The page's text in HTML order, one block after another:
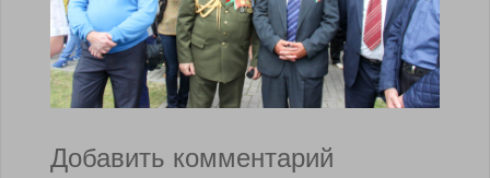
Добавить комментарий